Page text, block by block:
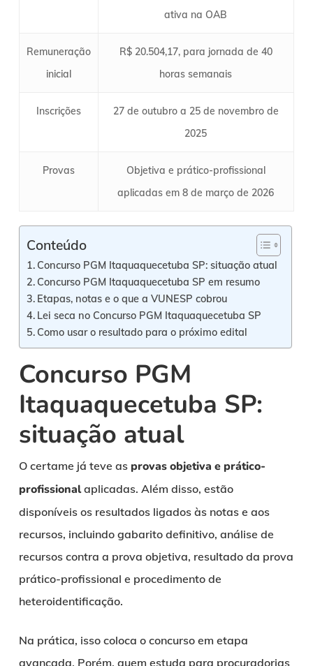
ativa na OAB
Remuneração
inicial
R$ 20.504,17, para jornada de 40
horas semanais
Inscrições
27 de outubro a 25 de novembro de
2025
Provas
Objetiva e prático-profissional
aplicadas em 8 de março de 2026
Conteúdo
Concurso PGM Itaquaquecetuba SP: situação atual
Concurso PGM Itaquaquecetuba SP em resumo
Etapas, notas e o que a VUNESP cobrou
Lei seca no Concurso PGM Itaquaquecetuba SP
Como usar o resultado para o próximo edital
Concurso PGM
Itaquaquecetuba SP:
situação atual
O certame já teve as provas objetiva e prático-
profissionalaplicadas. Além disso, estão
disponíveis os resultados ligados às notas e aos
recursos, incluindo gabarito definitivo, análise de
recursos contra a prova objetiva, resultado da prova
prático-profissional e procedimento de
heteroidentificação.
Na prática, isso coloca o concurso em etapa
avançada. Porém, quem estuda para procuradorias